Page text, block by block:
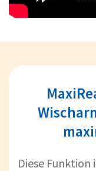
Diese Funktion